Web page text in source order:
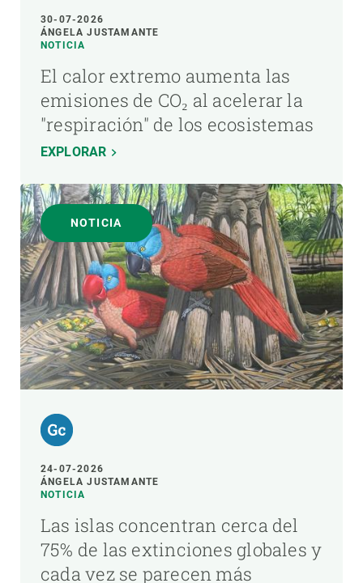
30-07-2026
ÁNGELA JUSTAMANTE
NOTICIA
El calor extremo aumenta las
emisiones de CO₂ al acelerar la
"respiración" de los ecosistemas
EXPLORAR
NOTICIA
24-07-2026
ÁNGELA JUSTAMANTE
NOTICIA
Las islas concentran cerca del
75% de las extinciones globales y
cada vez se parecen más